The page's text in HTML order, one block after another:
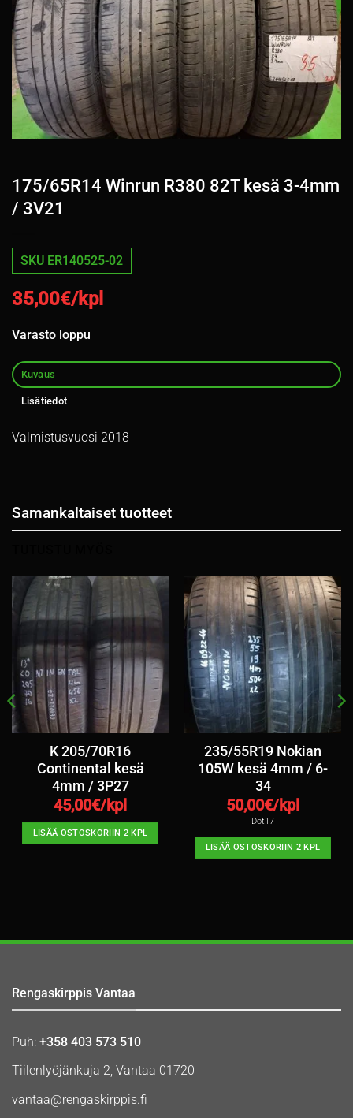
175/65R14 Winrun R380 82T kesä 3-4mm
/ 3V21
SKU ER140525-02
35,00€/kpl
Varasto loppu
Kuvaus
Lisätiedot
Valmistusvuosi 2018
Samankaltaiset tuotteet
K 205/70R16
Continental kesä
4mm / 3P27
45,00€/kpl
LISÄÄ OSTOSKORIIN 2 KPL
235/55R19 Nokian
105W kesä 4mm / 6-
34
50,00€/kpl
Dot17
LISÄÄ OSTOSKORIIN 2 KPL
Rengaskirppis Vantaa
Puh: +358 403 573 510
Tiilenlyöjänkuja 2, Vantaa 01720
vantaa@rengaskirppis.fi